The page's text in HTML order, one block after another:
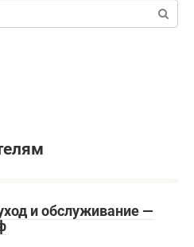
и обслуживание —